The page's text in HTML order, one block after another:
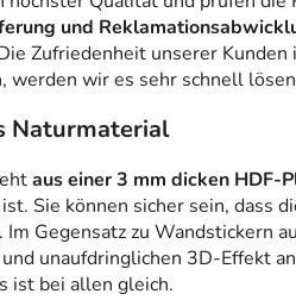
und
Zufriedenheit unserer
werden wir es sehr schnell
Naturmaterial
aus einer 3 mm dicken HDF-
Sie können sicher sein, dass
Gegensatz zu Wandstickern
unaufdringlichen 3D-Effekt
ist bei allen gleich.